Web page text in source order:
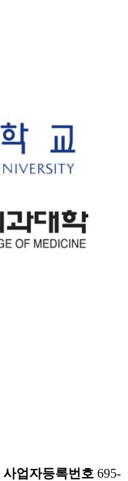
사업자등록번호 695-